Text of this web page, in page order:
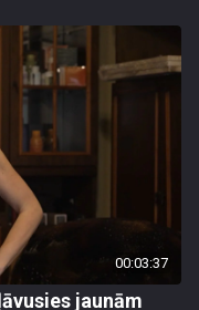
00:03:37
jaunām